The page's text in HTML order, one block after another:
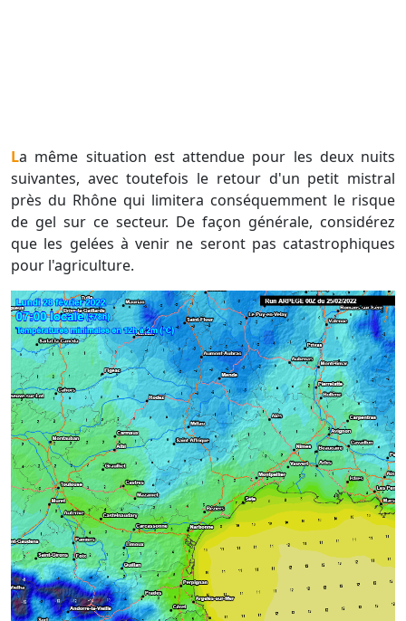
La même situation est attendue pour les deux nuits
suivantes, avec toutefois le retour d'un petit mistral
près du Rhône qui limitera conséquemment le risque
de gel sur ce secteur. De façon générale, considérez
que les gelées à venir ne seront pas catastrophiques
pour l'agriculture.